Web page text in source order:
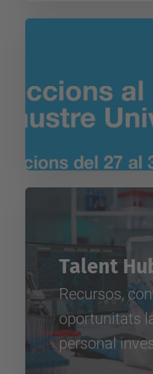
Talent
Recursos,
oportunitats
personal